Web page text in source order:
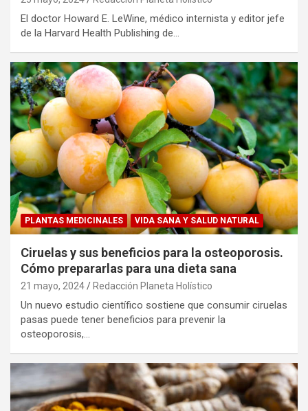
El doctor Howard E. LeWine, médico internista y editor jefe
de la Harvard Health Publishing de…
PLANTAS MEDICINALES VIDA SANA Y SALUD NATURAL
Ciruelas y sus beneficios para la osteoporosis.
Cómo prepararlas para una dieta sana
21 mayo, 2024 Redacción Planeta Holístico
Un nuevo estudio científico sostiene que consumir ciruelas
pasas puede tener beneficios para prevenir la
osteoporosis,…